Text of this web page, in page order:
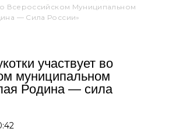
Всероссийском Муниципальном
— Сила России»
участвует во
муниципальном
Родина — сила